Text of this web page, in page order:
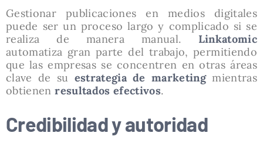
Gestionar publicaciones en medios digitales
puede ser un proceso largo y complicado si se
realiza de manera manual. Linkatomic
automatiza gran parte del trabajo, permitiendo
que las empresas se concentren en otras áreas
clave de su estrategia de marketingmientras
obtienenresultados efectivos.
Credibilidad y autoridad